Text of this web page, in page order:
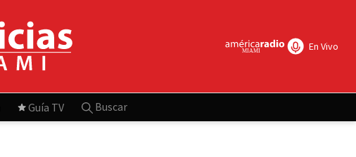
En Vivo
Guía TV Buscar